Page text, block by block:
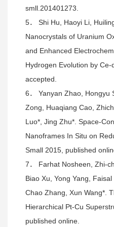
smll.201401273.
5． Shi Hu, Haoyi Li,
Nanocrystals of Uranium
and Enhanced
Hydrogen Evolution by
accepted.
6． Yanyan Zhao, Hongyu
Zong, Huaqiang Cao,
Luo*, Jing Zhu*. Space-
Nanoframes In Situ on
Small 2015, published
7． Farhat Nosheen, Zhi-
Biao Xu, Yong Yang,
Chao Zhang, Xun Wang*.
Hierarchical Pt-Cu
published online.